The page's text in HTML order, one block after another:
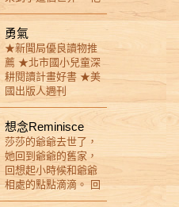
開那扇愛的門。 晚安
長頸鹿的心裡究竟怎
麼樣的世界？ 當小星
星項鍊發出亮光，化
身為精靈，拿著鑰匙
出現時， 你期待那扇
未知的門通往哪個地
方？ 本書特色 1. 以孩
子們最喜愛的「長頸
鹿」動物為題，看見
隱藏在各角落的孩子
樣貌，與衍生出的海
洋生態、戰爭等議
我們也總是知道在哪
裡可以找到彼此。
破爛爛。他們不只是
互相抱怨，甚至開始
惡作劇來報復對方
——浴鹽裡加水泥
粉、香腸裡塞煙火、
衣服縮水……各種惡
搞手段層出不窮，鬧
得不可開交！隨著戰
爭升級，他們的臉也
變得一天比一天更
醜，彷彿外表也反映
了他們內心的敵意。
眼看著家裡的戰
時不忘祖靈與我們相
伴的故事。 26幅畫作
構繪本故事以魯凱族
語為主體、中文共同
呈現故事，期待能夠
透過繪本，讓不同年
齡、不同族群的朋友
們，看見並重新認識
我們的土地，以及過
去先人原始而質樸的
靈魂。
們兩人成了彼此最好
的朋友，一起長大、
一起傾吐分享所有的
心事。 當然，也一同
歷經了春雨、夏陽，
接著，是秋季……。 -
----------------------- 這是
個與失去有關的故
事，以台灣特有種為
主要故事角色，以島
上特有的春夏秋冬及
闊葉林作為時光流轉
的故事場景。一隻小
山羌與一片葉子一起
勇氣
★新聞局優良讀物推
薦 ★北市國小兒童深
耕閱讀計畫好書 ★美
國出版人週刊
(Publishers Weekly)
推薦 韋伯收集採納了
生活裡的吉光片羽，
提醒讀者生活在周遭
的人是如何勇敢，同
時我們也需要源源不
絕的勇氣來面對生活
想念Reminisce
莎莎的爺爺去世了，
她回到爺爺的舊家，
回想起小時候和爺爺
相處的點點滴滴。 回
想起爺爺說過的故